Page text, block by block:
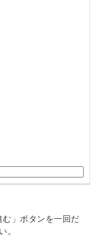
む」ボタンを一回だ
。